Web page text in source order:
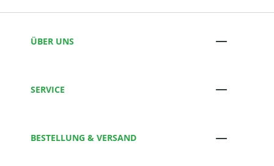
ÜBER UNS
SERVICE
BESTELLUNG & VERSAND